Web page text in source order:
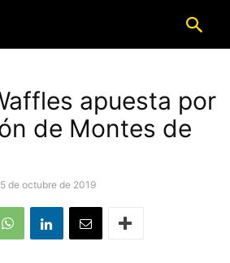
apuesta por
de Montes de
de octubre de 2019